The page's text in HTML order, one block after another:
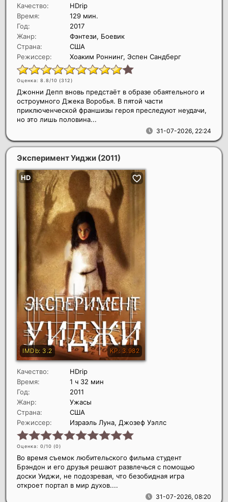
Качество:
HDrip
Время:
129 мин.
Год:
2017
Жанр:
Фэнтези, Боевик
Страна:
США
Режиссер:
Хоаким Роннинг, Эспен Сандберг
Оценка: 8.8/10 (312)
31-07-2026, 22:24
Джонни Депп вновь предстаёт в образе обаятельного и
остроумного Джека Воробья. В пятой части
приключенческой франшизы героя преследуют неудачи,
но это лишь половина...
Эксперимент Уиджи (2011)
Качество:
HDrip
Время:
1 ч 32 мин
Год:
2011
Жанр:
Ужасы
Страна:
США
Режиссер:
Израэль Луна, Джозеф Уэллс
Оценка: 0/10 (0)
31-07-2026, 08:20
Во время съемок любительского фильма студент
Брэндон и его друзья решают развлечься с помощью
доски Уиджи, не подозревая, что безобидная игра
откроет портал в мир духов....